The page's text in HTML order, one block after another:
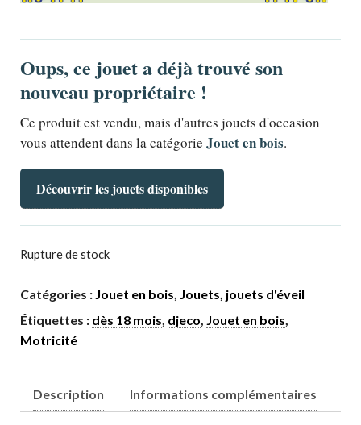
Oups, ce jouet a déjà trouvé son
nouveau propriétaire !
Ce produit est vendu, mais d'autres jouets d'occasion
vous attendent dans la catégorie Jouet en bois.
Découvrir les jouets disponibles
Rupture de stock
Catégories : Jouet en bois Jouets, jouets d'éveil
Étiquettes : dès 18 mois djeco Jouet en bois
Motricité
Description Informations complémentaires